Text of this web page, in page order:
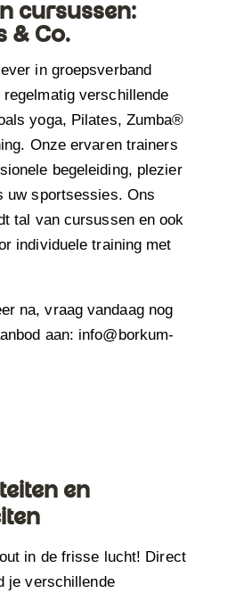
cursussen:
& Co.
in groepsverband
verschillende
yoga, Pilates, Zumba®
Onze ervaren trainers
begeleiding, plezier
uw sportsessies. Ons
tal van cursussen en ook
individuele training met
na, vraag vandaag nog
aan: info@borkum-
en
in de frisse lucht! Direct
je verschillende